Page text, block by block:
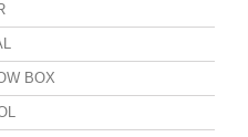
BOX